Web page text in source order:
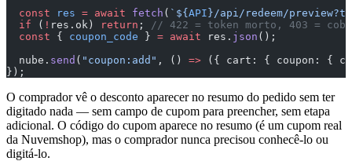
  const
res = await fetch ( `${API}/api/redeem/
  if
( ! res.ok) return ;
// 422 = token morto, 403 =
  const
{ coupon_code } = await res. json ();
  nube.
send ( "coupon:add" , () => ({ cart: { coupon: {
});
O comprador vê o desconto aparecer no resumo do pedido sem ter
digitado nada — sem campo de cupom para preencher, sem etapa
adicional. O código do cupom aparece no resumo (é um cupom real
da Nuvemshop), mas o comprador nunca precisou conhecê-lo ou
digitá-lo.